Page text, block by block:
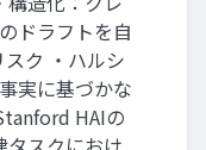
ドラフトを自
ク ・ハルシ
実に基づかな
HAIの